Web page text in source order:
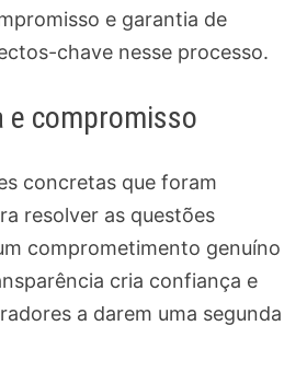
e garantia de
chave nesse processo.
e compromisso
concretas que foram
resolver as questões
comprometimento genuíno
cria confiança e
a darem uma segunda